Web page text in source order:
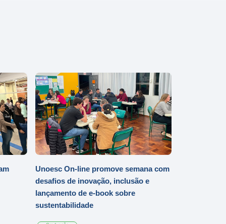
Unoesc On-line promove semana com
desafios de inovação, inclusão e
lançamento de e-book sobre
sustentabilidade